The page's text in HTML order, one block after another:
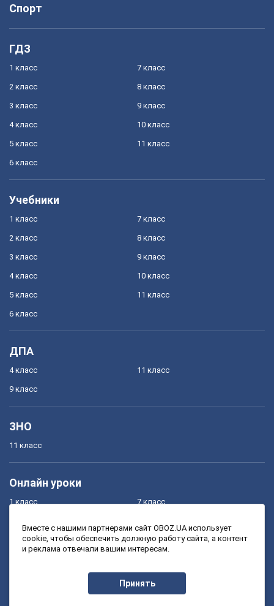
Спорт
ГДЗ
1 класс
2 класс
3 класс
4 класс
5 класс
6 класс
7 класс
8 класс
9 класс
10 класс
11 класс
Учебники
1 класс
2 класс
3 класс
4 класс
5 класс
6 класс
7 класс
8 класс
9 класс
10 класс
11 класс
ДПА
4 класс
9 класс
11 класс
ЗНО
11 класс
Онлайн уроки
1 класс
3 класс
7 класс
9 класс
Вместе с нашими партнерами сайт OBOZ.UA использует
cookie, чтобы обеспечить должную работу сайта, а контент
и реклама отвечали вашим интересам.
Принять